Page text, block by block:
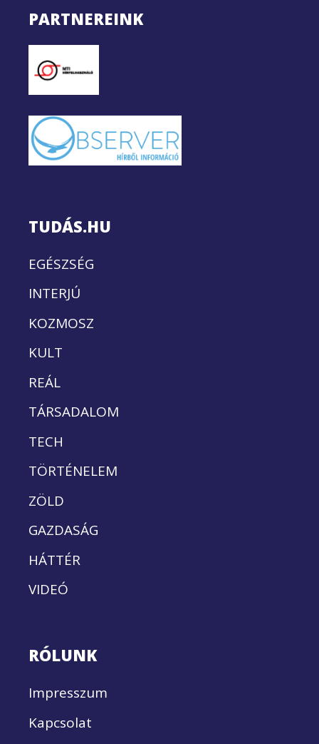
PARTNEREINK
TUDÁS.HU
EGÉSZSÉG
INTERJÚ
KOZMOSZ
KULT
REÁL
TÁRSADALOM
TECH
TÖRTÉNELEM
ZÖLD
GAZDASÁG
HÁTTÉR
VIDEÓ
RÓLUNK
Impresszum
Kapcsolat